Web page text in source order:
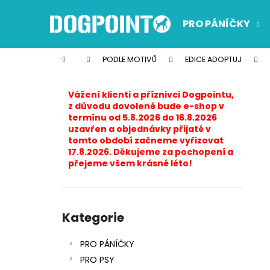
PRO PÁNÍČKY
Domů PODLE MOTIVŮ EDICE ADOPTUJ
Vážení klienti a příznivci Dogpointu,
z důvodu dovolené bude e-shop v
termínu od 5.8.2026 do 16.8.2026
uzavřen a objednávky přijaté v
tomto období začneme vyřizovat
17.8.2026. Děkujeme za pochopení a
přejeme všem krásné léto!
kategorie
Kategorie
PRO PÁNÍČKY
PRO PSY
í
Zpět
do
Zpět
do